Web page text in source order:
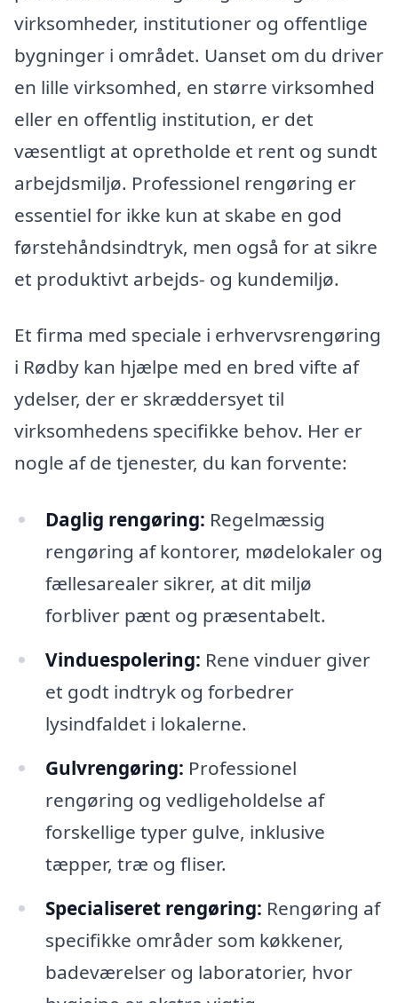
virksomheder, institutioner og offentlige
bygninger i området. Uanset om du driver
en lille virksomhed, en større virksomhed
eller en offentlig institution, er det
væsentligt at opretholde et rent og sundt
arbejdsmiljø. Professionel rengøring er
essentiel for ikke kun at skabe en god
førstehåndsindtryk, men også for at sikre
et produktivt arbejds- og kundemiljø.
Et firma med speciale i erhvervsrengøring
i Rødby kan hjælpe med en bred vifte af
ydelser, der er skræddersyet til
virksomhedens specifikke behov. Her er
nogle af de tjenester, du kan forvente:
Daglig rengøring: Regelmæssig
rengøring af kontorer, mødelokaler og
fællesarealer sikrer, at dit miljø
forbliver pænt og præsentabelt.
Vinduespolering: Rene vinduer giver
et godt indtryk og forbedrer
lysindfaldet i lokalerne.
Gulvrengøring: Professionel
rengøring og vedligeholdelse af
forskellige typer gulve, inklusive
tæpper, træ og fliser.
Specialiseret rengøring: Rengøring af
specifikke områder som køkkener,
badeværelser og laboratorier, hvor